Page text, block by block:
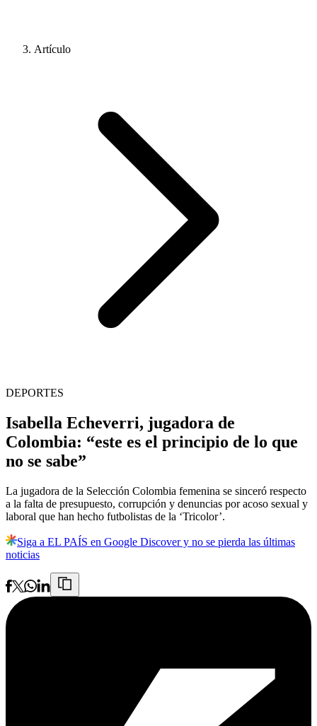
Artículo
DEPORTES
Isabella Echeverri, jugadora de
Colombia: “este es el principio de lo que
no se sabe”
La jugadora de la Selección Colombia femenina se sinceró respecto
a la falta de presupuesto, corrupción y denuncias por acoso sexual y
laboral que han hecho futbolistas de la ‘Tricolor’.
Siga a EL PAÍS en Google Discover y no se pierda las últimas
noticias